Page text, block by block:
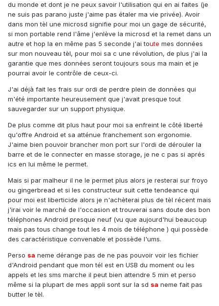
du monde et dont je ne peux savoir l'utilisation qui en ai faites (je
ne suis pas parano juste j'aime pas étaler ma vie privée). Avoir
dans mon tèl une microsd signifie pour moi un gage de sécurité,
si mon portable rend l'âme j'enlève la microsd et la remet dans un
autre et hop la en même pas 5 seconde j'ai toute mes données
sur mon nouveau tèl, pour moi sa c une révolution, de plus j'ai la
garantie que mes données seront toujours sous ma main et je
pourrai avoir le contrôle de ceux-ci.
J'ai déjà fait les frais sur ordi de perdre plein de données qui
m'été importante heureusement que j'avait presque tout
sauvegarder sur un support physique.
De plus comme dit plus haut pour moi sa enfreint le côté liberté
qu'offre Android et sa atténue franchement son ergonomie.
J'aime bien pouvoir brancher mon port sur l'ordi de dérouler la
barre et de le connecter en masse storage, je ne c pas si aprés
ics en lui même le permet.
Mais si par malheur il ne le permet plus alors je resterai sur froyo
ou gingerbread et si les constructeur suit cette tendeance qui
pour moi est liberticide alors je n'achèterai plus de tèl récent mais
j'irai voir le marché de l'occasion et trouverai sans doute des bon
téléphones Android presque neuf (vu que aujourd'hui beaucoup
mais pas tous change tout les 4 mois de téléphone ) qui possède
des caractéristique convenable et possède l'ums.
Perso sa neme dérange pas de ne pas pouvoir voir les fichier
d'Android pendant que mon tél est en USB du moment ou les
appels et les sms marche il peut bien attendre 5 min et perso
même si la plupart de mes appli sont sur la sd sa neme fait pas
butter le tèl.